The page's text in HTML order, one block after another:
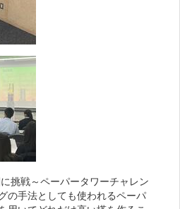
挑戦～ペーパータワーチャレン
の手法としても使われるペーパ